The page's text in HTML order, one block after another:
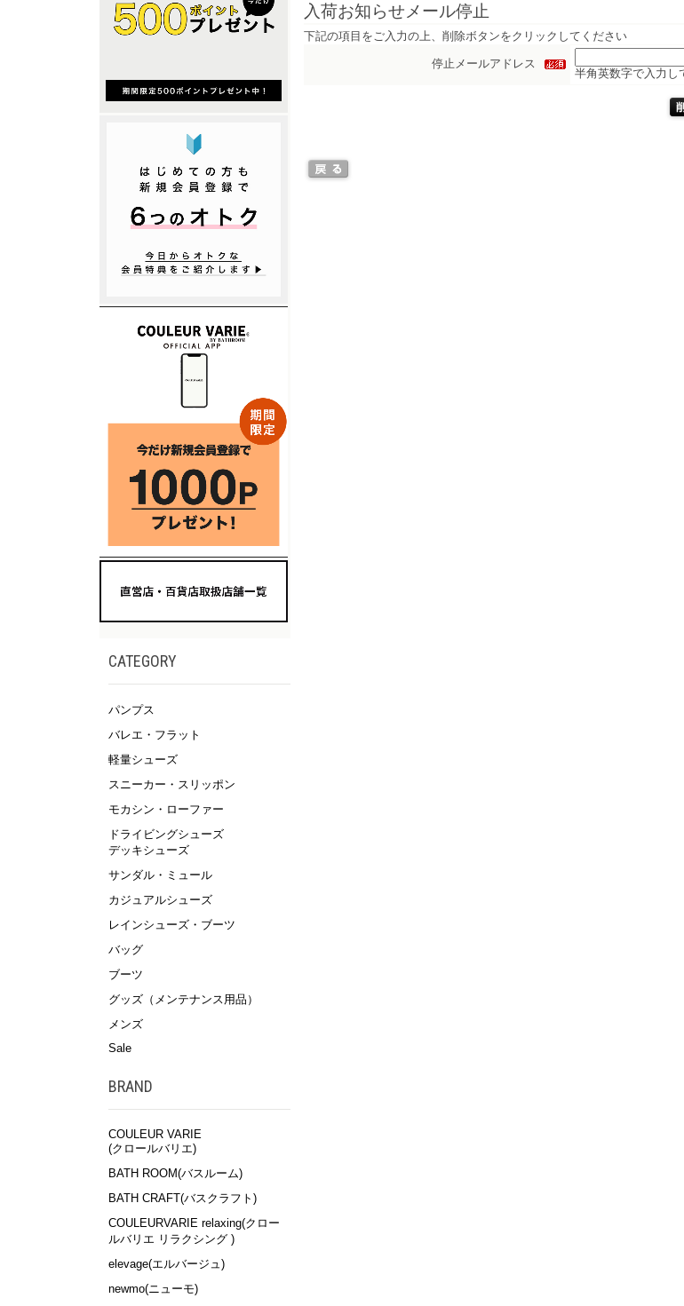
CATEGORY
パンプス
バレエ・フラット
軽量シューズ
スニーカー・スリッポン
モカシン・ローファー
ドライビングシューズ
デッキシューズ
サンダル・ミュール
カジュアルシューズ
レインシューズ・ブーツ
バッグ
ブーツ
グッズ（メンテナンス用品）
メンズ
Sale
BRAND
COULEUR VARIE
(クロールバリエ)
BATH ROOM(バスルーム)
BATH CRAFT(バスクラフト)
COULEURVARIE relaxing(クロー
ルバリエ リラクシング )
elevage(エルバージュ)
newmo(ニューモ)
入荷お知らせメール停止
下記の項目をご入力の上、削除ボタンをクリックしてください
停止メールアドレス
半角英数字で入力し